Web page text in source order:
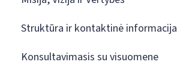
Struktūra ir kontaktinė informacija
Konsultavimasis su visuomene